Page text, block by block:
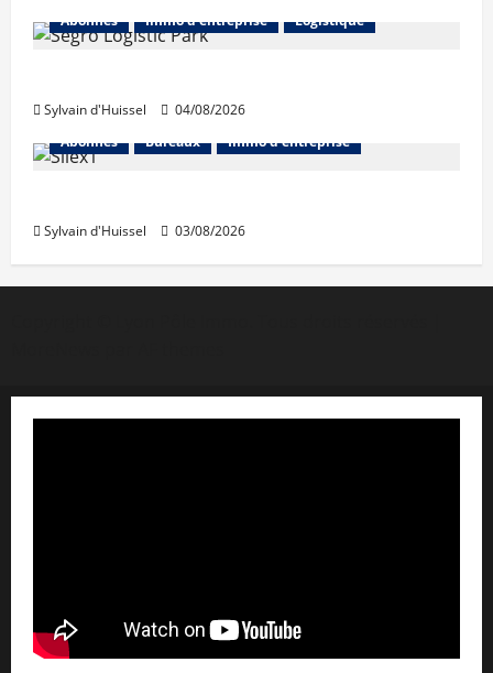
Abonnés
Immo d'entreprise Logistique
Sylvain d'Huissel
04/08/2026
Abonnés
Bureaux Immo d'entreprise
Sylvain d'Huissel 03/08/2026